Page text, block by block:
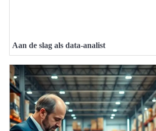
Aan de slag als data-analist